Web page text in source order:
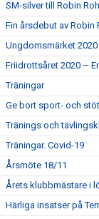
SM-silver till Robin
Fin årsdebut av Robin
Ungdomsmärket 2020
Friidrottsåret 2020 –
Träningar
Ge bort sport- och
Tränings och
Träningar. Covid-19
Årsmöte 18/11
Årets klubbmästare i
Härliga insatser på